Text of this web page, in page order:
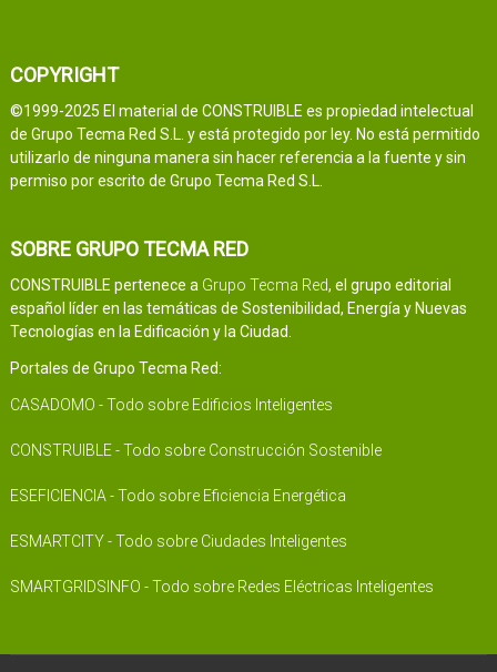
COPYRIGHT
©1999-2025 El material de CONSTRUIBLE es propiedad intelectual
de Grupo Tecma Red S.L. y está protegido por ley. No está permitido
utilizarlo de ninguna manera sin hacer referencia a la fuente y sin
permiso por escrito de Grupo Tecma Red S.L.
SOBRE GRUPO TECMA RED
CONSTRUIBLE pertenece a Grupo Tecma Red, el grupo editorial
español líder en las temáticas de Sostenibilidad, Energía y Nuevas
Tecnologías en la Edificación y la Ciudad.
Portales de Grupo Tecma Red:
CASADOMO - Todo sobre Edificios Inteligentes
CONSTRUIBLE - Todo sobre Construcción Sostenible
ESEFICIENCIA - Todo sobre Eficiencia Energética
ESMARTCITY - Todo sobre Ciudades Inteligentes
SMARTGRIDSINFO - Todo sobre Redes Eléctricas Inteligentes